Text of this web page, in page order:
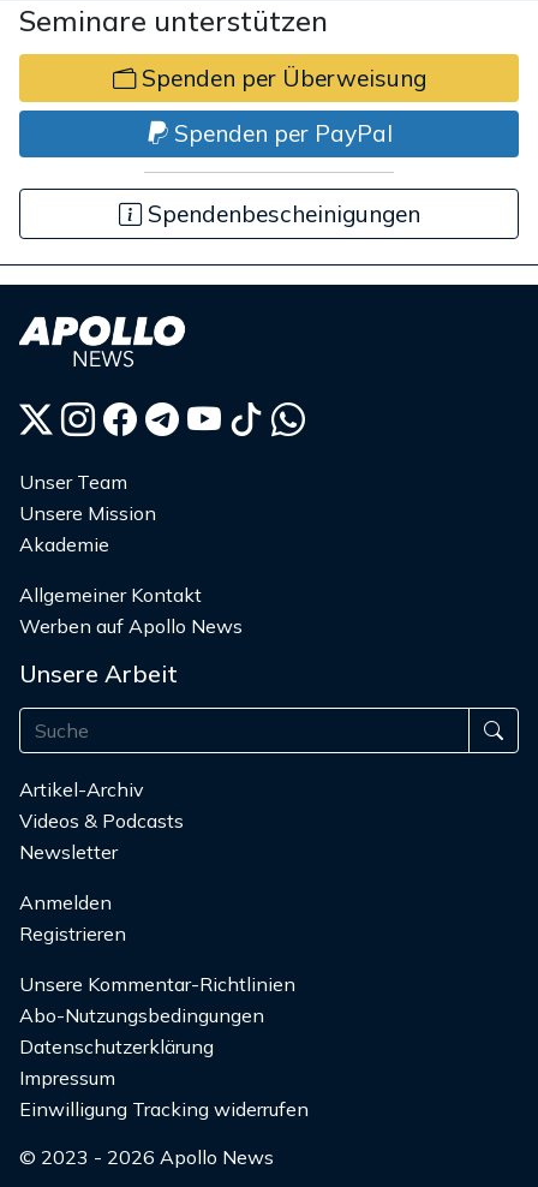
Seminare unterstützen
Spenden per Überweisung
Spenden per PayPal
Spendenbescheinigungen
Unser Team
Unsere Mission
Akademie
Allgemeiner Kontakt
Werben auf Apollo News
Unsere Arbeit
Artikel-Archiv
Videos & Podcasts
Newsletter
Anmelden
Registrieren
Unsere Kommentar-Richtlinien
Abo-Nutzungsbedingungen
Datenschutzerklärung
Impressum
Einwilligung Tracking widerrufen
© 2023 - 2026 Apollo News